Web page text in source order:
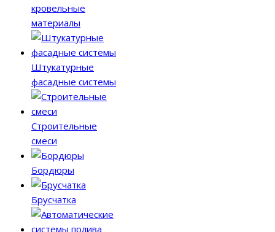
кровельные
материалы
Штукатурные
фасадные системы
Строительные
смеси
Бордюры
Брусчатка